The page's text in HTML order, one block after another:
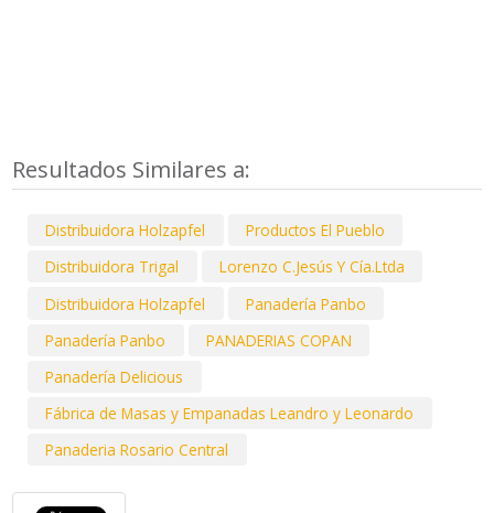
Resultados Similares a:
Distribuidora Holzapfel
Productos El Pueblo
Distribuidora Trigal
Lorenzo C.Jesús Y Cía.Ltda
Distribuidora Holzapfel
Panadería Panbo
Panadería Panbo
PANADERIAS COPAN
Panadería Delicious
Fábrica de Masas y Empanadas Leandro y Leonardo
Panaderia Rosario Central